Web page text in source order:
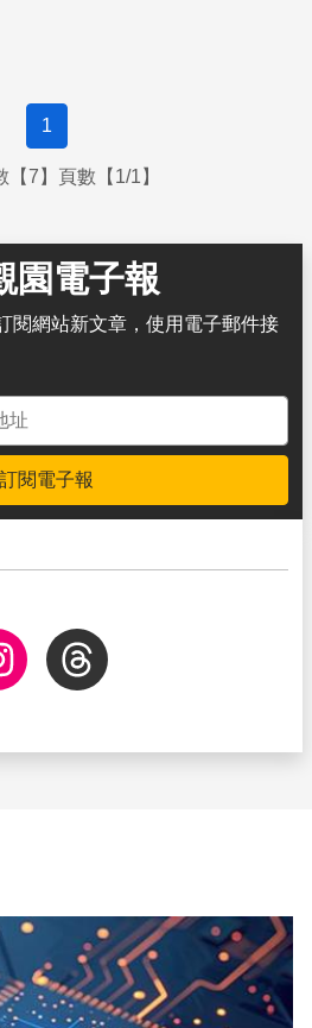
1
【7】頁數【1/1】
園電子報
閱網站新文章，使用電子郵件接
訂閱電子報
Threads